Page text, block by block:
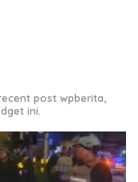
post wpberita,
ini.